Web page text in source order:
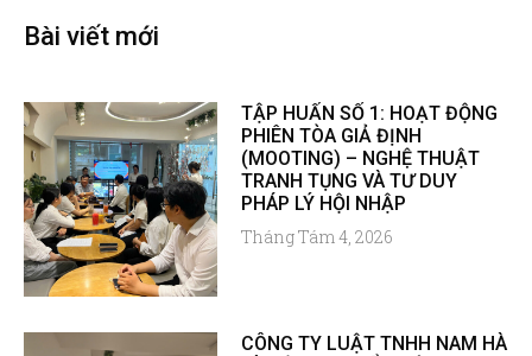
Bài viết mới
TẬP HUẤN SỐ 1: HOẠT ĐỘNG
PHIÊN TÒA GIẢ ĐỊNH
(MOOTING) – NGHỆ THUẬT
TRANH TỤNG VÀ TƯ DUY
PHÁP LÝ HỘI NHẬP
Tháng Tám 4, 2026
CÔNG TY LUẬT TNHH NAM HÀ